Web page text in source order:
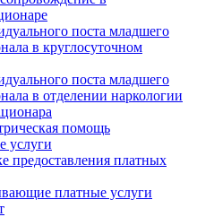
поста младшего
в круглосуточном
поста младшего
в отделении наркологии
помощь
услуги
предоставления платных
платные услуги